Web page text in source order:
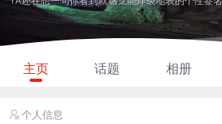
2 15
关注
1
说说
主页 话题 相册
个人信息